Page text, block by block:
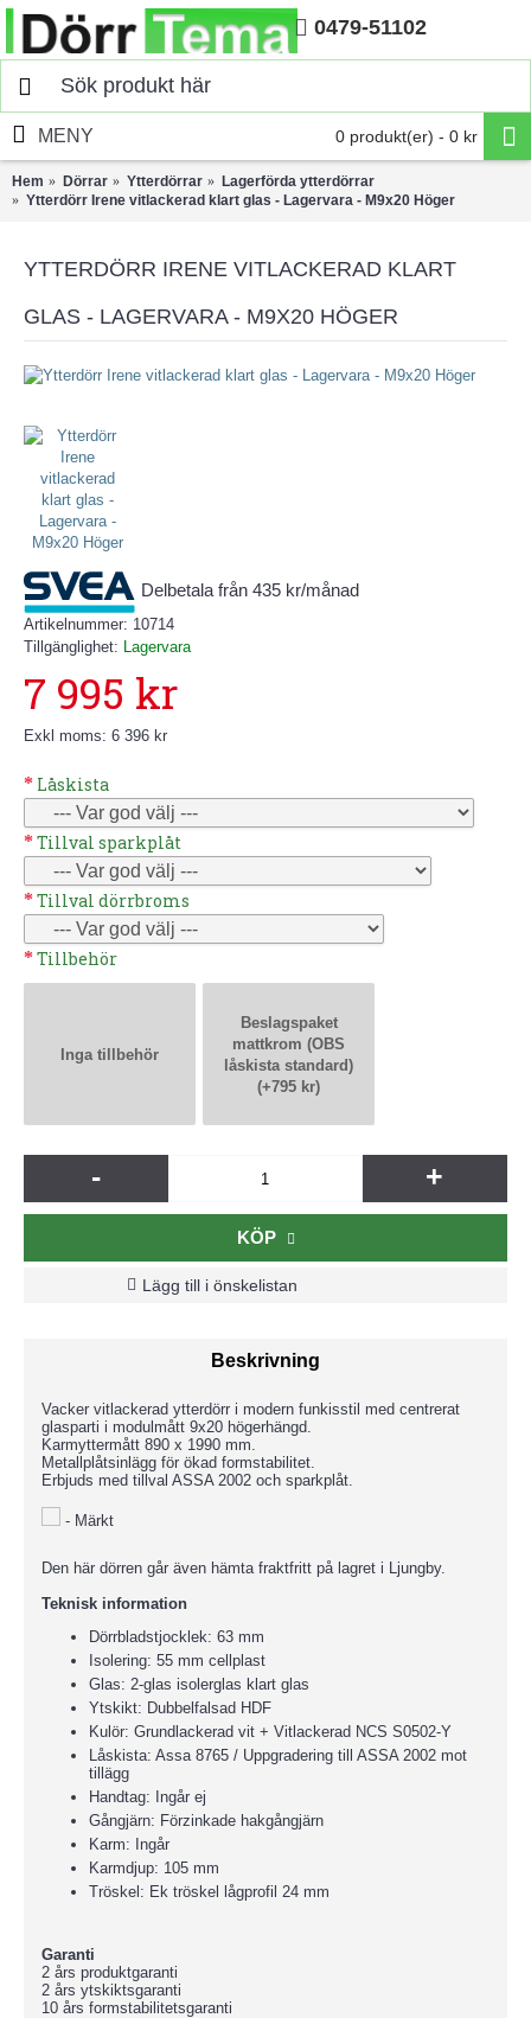
Hem 0479-51102
0 produkt(er) - 0 kr
MENY
Hem Dörrar Ytterdörrar
Lagerförda ytterdörrar
Ytterdörr Irene vitlackerad klart glas - Lagervara - M9x20 Höger
YTTERDÖRR IRENE VITLACKERAD KLART
GLAS - LAGERVARA - M9X20 HÖGER
Delbetala från 435 kr/månad
Artikelnummer: 10714
Tillgänglighet: Lagervara
7 995 kr
Exkl moms: 6 396 kr
Låskista
Tillval sparkplåt
Tillval dörrbroms
Tillbehör
Inga tillbehör
Beslagspaket
mattkrom (OBS
låskista standard)
(+795 kr)
- +
KÖP
Lägg till i önskelistan
Beskrivning
Vacker vitlackerad ytterdörr i modern funkisstil med centrerat
glasparti i modulmått 9x20 högerhängd.
Karmyttermått 890 x 1990 mm.
Metallplåtsinlägg för ökad formstabilitet.
Erbjuds med tillval ASSA 2002 och sparkplåt.
- Märkt
Den här dörren går även hämta fraktfritt på lagret i Ljungby.
Teknisk information
Dörrbladstjocklek: 63 mm
Isolering: 55 mm cellplast
Glas: 2-glas isolerglas klart glas
Ytskikt: Dubbelfalsad HDF
Kulör: Grundlackerad vit + Vitlackerad NCS S0502-Y
Låskista: Assa 8765 / Uppgradering till ASSA 2002 mot
tillägg
Handtag: Ingår ej
Gångjärn: Förzinkade hakgångjärn
Karm: Ingår
Karmdjup: 105 mm
Tröskel: Ek tröskel lågprofil 24 mm
Garanti
2 års produktgaranti
2 års ytskiktsgaranti
10 års formstabilitetsgaranti